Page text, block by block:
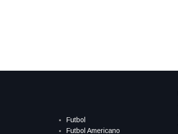
Futbol
Futbol Americano